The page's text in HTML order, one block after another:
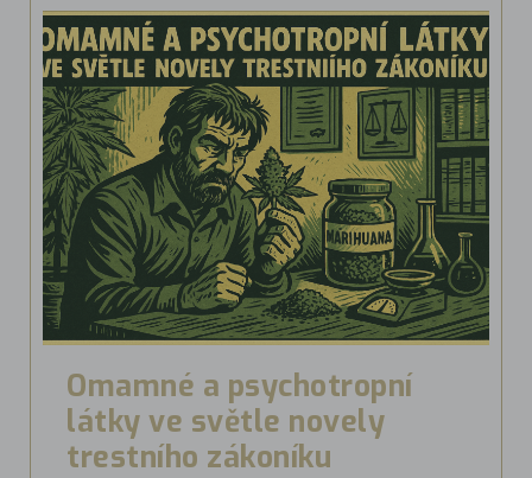
Omamné a psychotropní
látky ve světle novely
trestního zákoníku